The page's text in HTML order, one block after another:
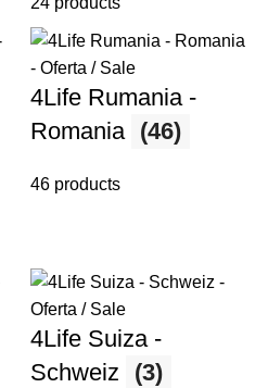
4Life Rumania -
Romania (46)
46 products
4Life Suiza -
Schweiz
(3)